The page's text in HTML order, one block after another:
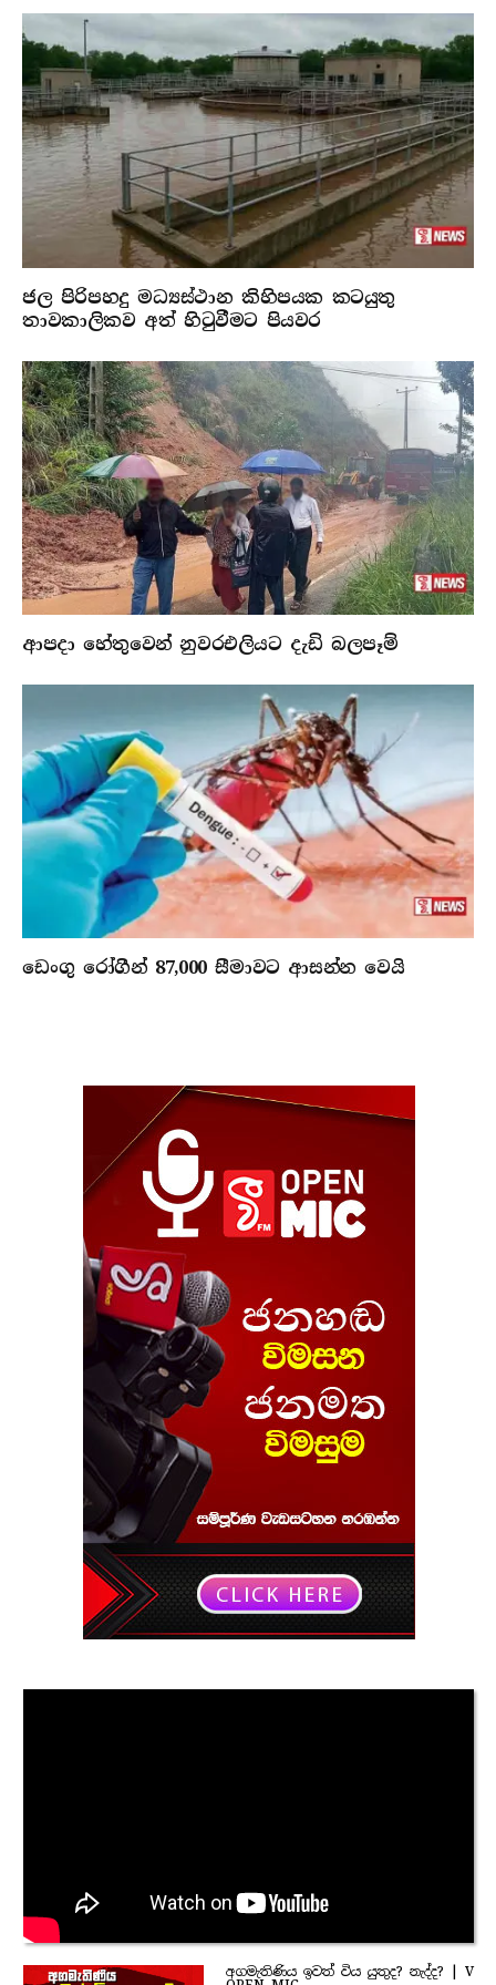
ජල පිරිපහදු මධ්‍යස්ථාන කිහිපයක කටයුතු
තාවකාලිකව අත් හිටුවීමට පියවර
ආපදා හේතුවෙන් නුවරඑලියට දැඩි බලපෑම්
ඩෙංගු රෝගීන් 87,000 සීමාවට ආසන්න වෙයි
අගමැතිණිය ඉවත් විය යුතුද? නැද්ද? | V